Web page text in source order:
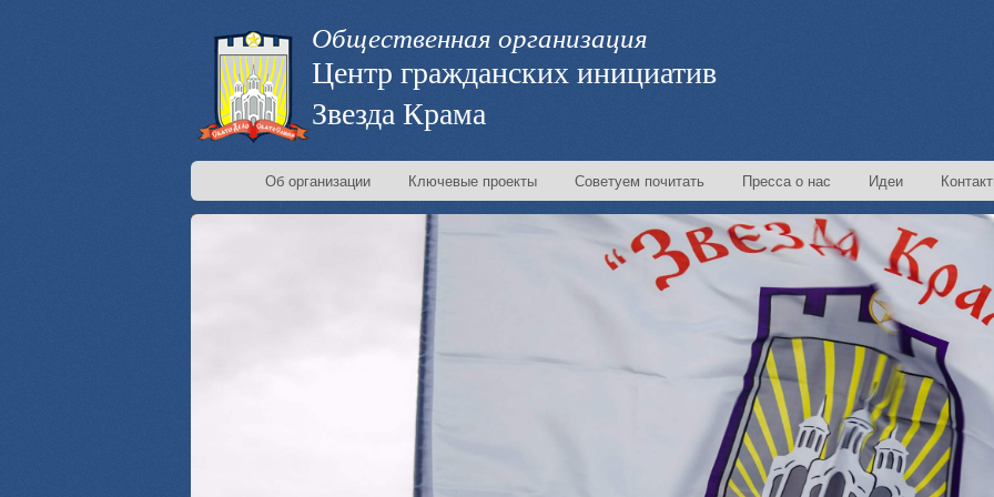
Общественная организация
Центр гражданских инициатив
Звезда Крама
Об организации Ключевые проекты Советуем почитать Пресса о нас Идеи